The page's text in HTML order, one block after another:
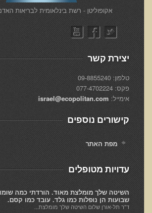
הצוות שלנו
ענבל ליבסקי, Bsc, ND
ד"ר גבריאל שמלוב MD
ד"ר עדיאל תל-אורן
ד"ר שולמית לוריא (MD)
איפה נמצא ד"ר תל-אורן
אקופוליטן רשת בינ"ל לבריאות האדם
מיהו ד"ר עדיאל תל-אורן
הארגון למזעור החשיפה האלקטרומגנטית
מרפ"י - המרכז לרפואה פונקציונאלית
הארגון העולמי לבריאות נפשית פונקציונאלית
הקלה בדיכאון חמור
​אקופוליטן - רשת בינלאומית לבריאות
יצירת קשר
טלפון: 09-8855240
פקס: 077-4702224
אימייל: israel@ecopolitan.com
קישורים נוספים
מפת האתר
עדויות מטופלים
השיטה שלך מומלצת מאוד. הורדתי כמה
שבועות הן נופלות כמו גלד. עובד כמו קסם.
ד"ר תל-אורן שלום השיטה שלך מומלצת...